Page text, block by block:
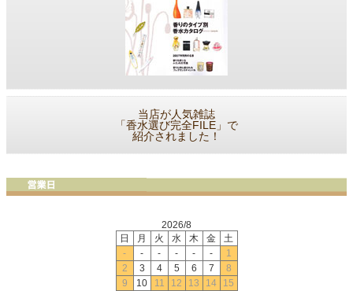
当店が人気雑誌
「香水選び完全FILE」で
紹介されました！
2026/8
日
月 火 水 木 金
土
-
- - - - -
1
2
3 4 5 6 7
8
9
10 11 12 13 14
15